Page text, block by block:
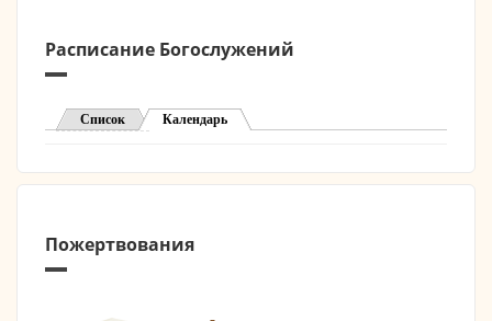
Расписание Богослужений
Список Календарь (активная вкладка)
Пожертвования